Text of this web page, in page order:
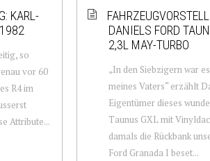
KARL-
so
vor 60
R4 im
Attribute...
DANIELS FORD
2,3L MAY-TURBO
„In den Siebzigern war
meines Vaters“ erzählt
Eigentümer dieses
Taunus GXL mit
damals die Rückbank
Ford Granada I beset...